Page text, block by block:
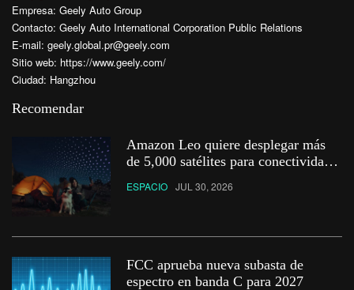
Empresa: Geely Auto Group
Contacto: Geely Auto International Corporation Public Relations
E-mail: geely.global.pr@geely.com
Sitio web: https://www.geely.com/
Ciudad: Hangzhou
Recomendar
Amazon Leo quiere desplegar más
de 5,000 satélites para conectividad
ESPACIO JUL 30, 2026
FCC aprueba nueva subasta de
espectro en banda C para 2027